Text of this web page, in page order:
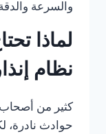
والسرعة
لماذا
نظام
كثير من
حوادث نادرة،